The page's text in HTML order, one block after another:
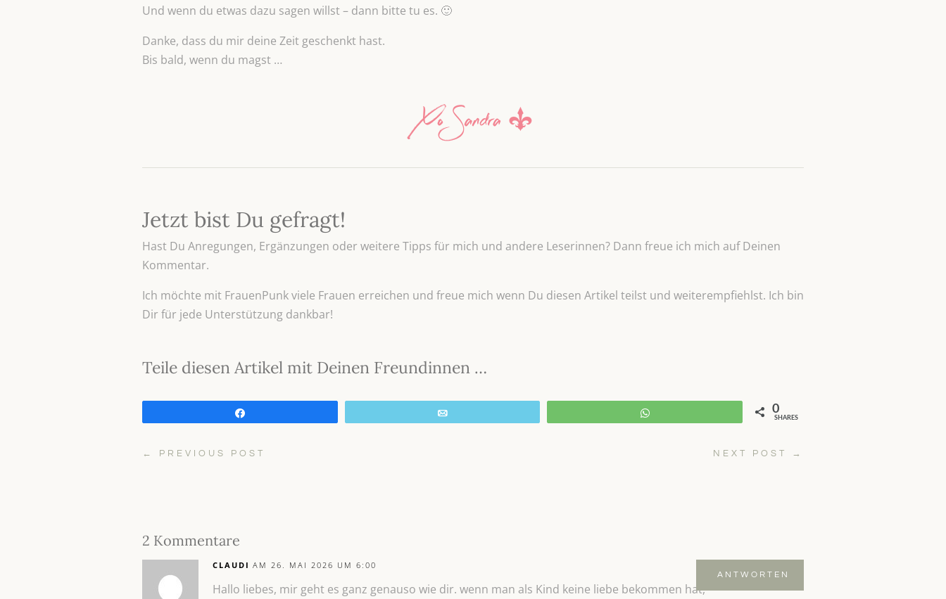
Und wenn du etwas dazu sagen willst – dann bitte tu es. 🙂
Danke, dass du mir deine Zeit geschenkt hast.
Bis bald, wenn du magst …
Jetzt bist Du gefragt!
Hast Du Anregungen, Ergänzungen oder weitere Tipps für mich und andere Leserinnen? Dann freue ich mich auf Deinen
Kommentar.
Ich möchte mit FrauenPunk viele Frauen erreichen und freue mich wenn Du diesen Artikel teilst und weiterempfiehlst. Ich bin
Dir für jede Unterstützung dankbar!
Teile diesen Artikel mit Deinen Freundinnen …
0
SHARES
← PREVIOUS POST NEXT POST →
2 Kommentare
CLAUDI AM 26. MAI 2026 UM 6:00
Hallo liebes, mir geht es ganz genauso wie dir. wenn man als Kind keine liebe bekommen hat,
ANTWORTEN